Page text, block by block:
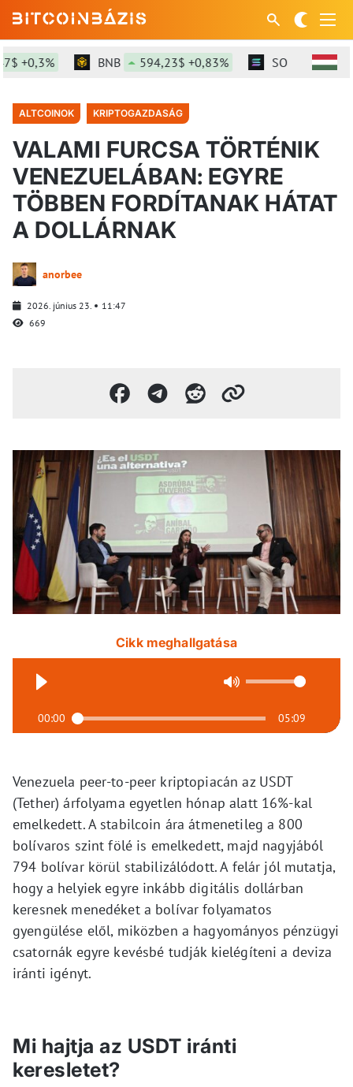
BNB 594,23$ +0,83% SOL 74,9$
ALTCOINOK KRIPTOGAZDASÁG
VALAMI FURCSA TÖRTÉNIK
VENEZUELÁBAN: EGYRE
TÖBBEN FORDÍTANAK HÁTAT
A DOLLÁRNAK
anorbee
2026. június 23.
11:47
669
Cikk meghallgatása
00:00 05:09
Venezuela peer-to-peer kriptopiacán az USDT
(Tether) árfolyama egyetlen hónap alatt 16%-kal
emelkedett. A stabilcoin ára átmenetileg a 800
bolívaros szint fölé is emelkedett, majd nagyjából
794 bolívar körül stabilizálódott. A felár jól mutatja,
hogy a helyiek egyre inkább digitális dollárban
keresnek menedéket a bolívar folyamatos
gyengülése elől, miközben a hagyományos pénzügyi
csatornák egyre kevésbé tudják kielégíteni a deviza
iránti igényt.
Mi hajtja az USDT iránti
keresletet?